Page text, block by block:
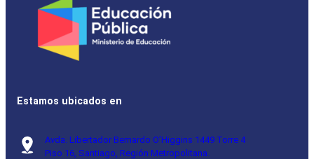
Estamos ubicados en
Avda. Libertador Bernardo O’Higgins 1449 Torre 4
Piso 16, Santiago, Región Metropolitana.